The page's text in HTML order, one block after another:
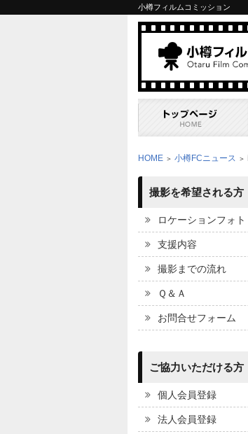
小樽フィルムコミッション
HOME ＞ 小樽FCニュース ＞
撮影を希望される方
ロケーションフォト
支援内容
撮影までの流れ
Ｑ＆Ａ
お問合せフォーム
ご協力いただける方
個人会員登録
法人会員登録